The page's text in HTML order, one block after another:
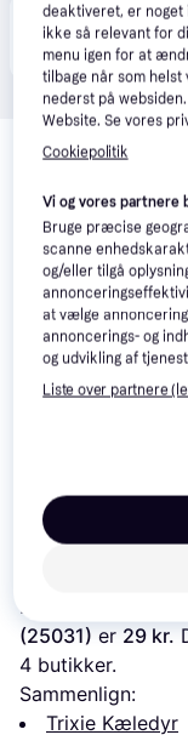
Produktet fås også
betalende kunde i
interesser. Vis alle
Læs om
Laveste pris for
(25031) er 29 kr.
4 butikker.
Sammenlign:
Trixie Kæledyr
deaktiveret, er noget
ikke så relevant for
menu igen for at
tilbage når som
nederst på
Website. Se vores
Cookiepolitik
Vi og vores partnere
Bruge præcise
scanne
og/eller tilgå
at vælge
annoncerings- og
og udvikling af
Liste over partnere